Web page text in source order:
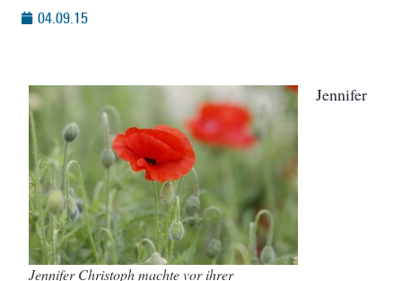
04.09.15
Jennifer Christoph machte vor ihrer
Jennifer